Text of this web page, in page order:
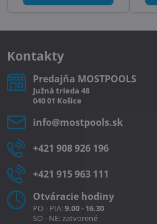
Kontakty
Predajňa MOSTPOOLS
Južná trieda 48
040 01 Košice
info​@mostpools​.sk
+421 908 926 196
+421 915 963 111
Otváracie hodiny
PO - PIA:9.00 - 16.30
SO - NE: zatvorené